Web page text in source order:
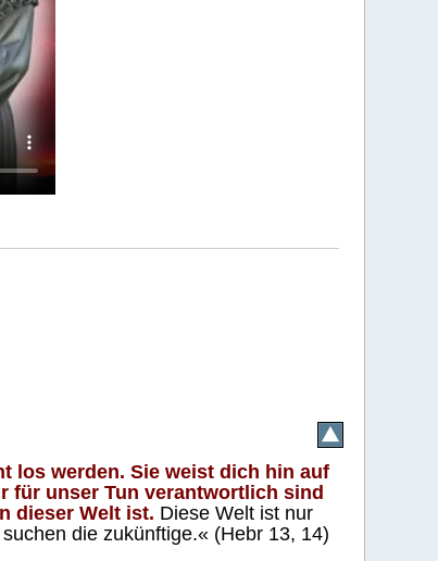
los werden. Sie weist dich hin auf
für unser Tun verantwortlich sind
dieser Welt ist. Diese Welt ist nur
die zukünftige.« (Hebr 13, 14)